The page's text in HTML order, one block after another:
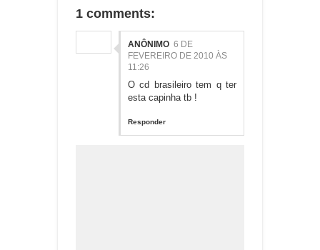
1 comments:
ANÔNIMO 6 DE
FEVEREIRO DE 2010 ÀS
11:26
O cd brasileiro tem q ter
esta capinha tb !
Responder